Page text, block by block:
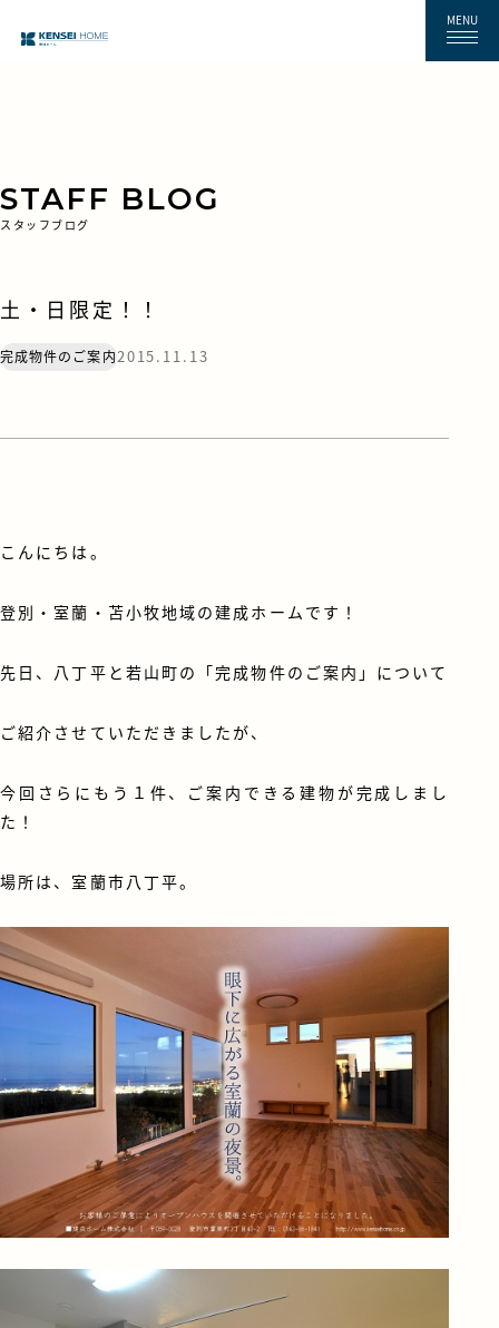
MENU
STAFF BLOG
スタッフブログ
土・日限定！！
完成物件のご案内2015.11.13
こんにちは。
登別・室蘭・苫小牧地域の建成ホームです！
先日、 八丁平 と 若山町の「完成物件のご案内」について
ご紹介させていただきましたが、
今回さらにもう１件、ご案内できる建物が完成しまし
た！
場所は、室蘭市八丁平。